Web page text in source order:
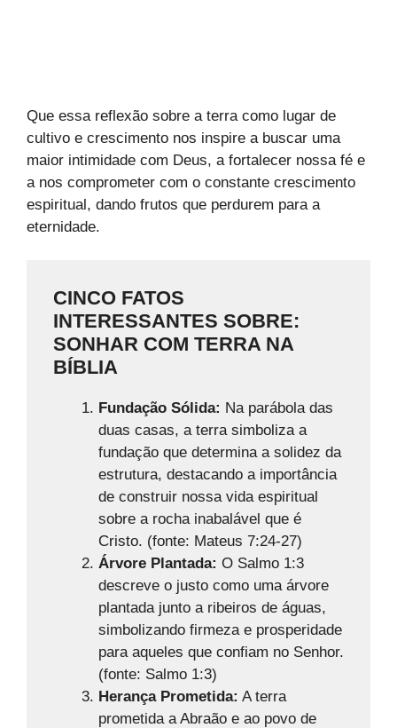
Que essa reflexão sobre a terra como lugar de
cultivo e crescimento nos inspire a buscar uma
maior intimidade com Deus, a fortalecer nossa fé e
a nos comprometer com o constante crescimento
espiritual, dando frutos que perdurem para a
eternidade.
CINCO FATOS
INTERESSANTES SOBRE:
SONHAR COM TERRA NA
BÍBLIA
Fundação Sólida: Na parábola das
duas casas, a terra simboliza a
fundação que determina a solidez da
estrutura, destacando a importância
de construir nossa vida espiritual
sobre a rocha inabalável que é
Cristo. (fonte: Mateus 7:24-27)
Árvore Plantada: O Salmo 1:3
descreve o justo como uma árvore
plantada junto a ribeiros de águas,
simbolizando firmeza e prosperidade
para aqueles que confiam no Senhor.
(fonte: Salmo 1:3)
Herança Prometida: A terra
prometida a Abraão e ao povo de